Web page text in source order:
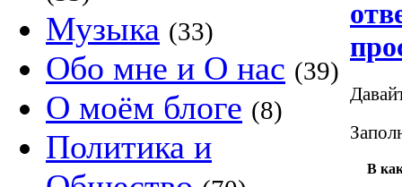
Музыка (33)
Обо мне и О нас (39)
О моём блоге (8)
Политика и
В